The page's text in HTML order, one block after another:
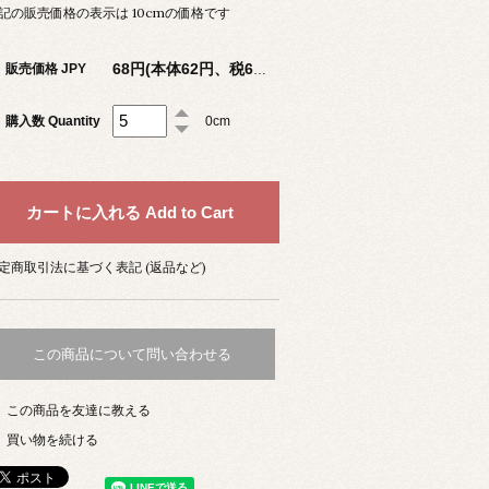
の販売価格の表示は 10cmの価格です
販売価格 JPY
購入数 Quantity 0cm
商取引法に基づく表記 (返品など)
この商品について問い合わせる
この商品を友達に教える
買い物を続ける